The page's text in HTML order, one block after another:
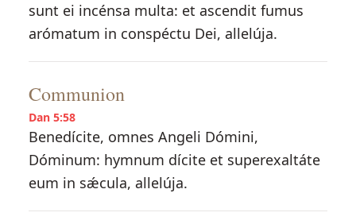
sunt ei incénsa multa: et ascendit fumus
arómatum in conspéctu Dei, allelúja.
Communion
Dan 5:58
Benedícite, omnes Angeli Dómini,
Dóminum: hymnum dícite et superexaltáte
eum in sǽcula, allelúja.